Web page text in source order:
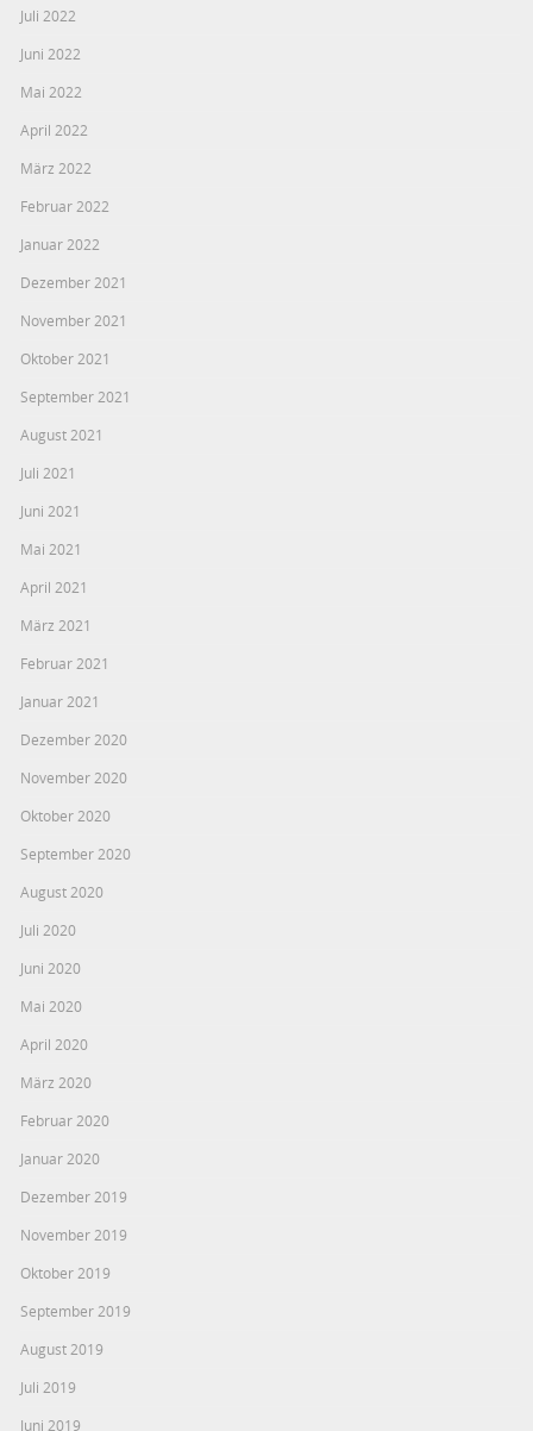
Juli 2022
Juni 2022
Mai 2022
April 2022
März 2022
Februar 2022
Januar 2022
Dezember 2021
November 2021
Oktober 2021
September 2021
August 2021
Juli 2021
Juni 2021
Mai 2021
April 2021
März 2021
Februar 2021
Januar 2021
Dezember 2020
November 2020
Oktober 2020
September 2020
August 2020
Juli 2020
Juni 2020
Mai 2020
April 2020
März 2020
Februar 2020
Januar 2020
Dezember 2019
November 2019
Oktober 2019
September 2019
August 2019
Juli 2019
Juni 2019